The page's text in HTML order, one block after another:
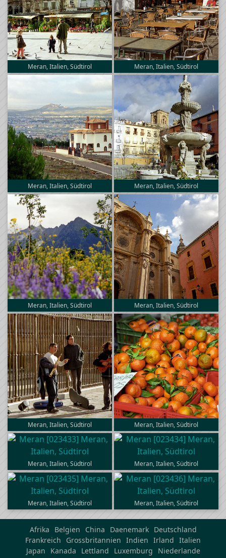
Meran, Italien, Südtirol Meran, Italien, Südtirol
Meran, Italien, Südtirol Meran, Italien, Südtirol
Meran, Italien, Südtirol Meran, Italien, Südtirol
Meran, Italien, Südtirol Meran, Italien, Südtirol
Meran, Italien, Südtirol Meran, Italien, Südtirol
Meran, Italien, Südtirol Meran, Italien, Südtirol
Afrika Belgien China Daenemark
Deutschland
Frankreich
Grossbritannien Indien Irland Italien
Japan
Kanada Lettland Luxemburg
Niederlande